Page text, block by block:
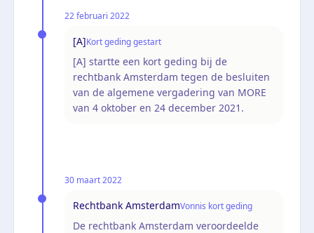
22 februari 2022
[A]Kort geding gestart
[A] startte een kort geding bij de
rechtbank Amsterdam tegen de besluiten
van de algemene vergadering van MORE
van 4 oktober en 24 december 2021.
30 maart 2022
Rechtbank AmsterdamVonnis kort geding
De rechtbank Amsterdam veroordeelde